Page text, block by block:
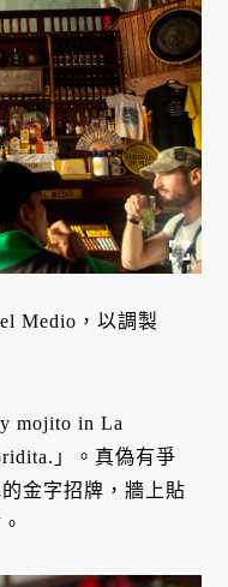
Medio，以調製
mojito in La
」。真偽有爭
金字招牌，牆上貼